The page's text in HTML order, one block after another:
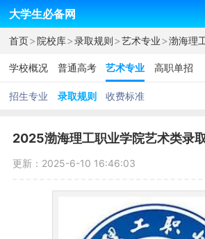
大学生必备网
首页>院校库>录取规则>艺术专业>渤海理
学校概况 普通高考 艺术专业 高职单招
招生专业 录取规则 收费标准
2025渤海理工职业学院艺术类录
更新：2025-6-10 16:46:03